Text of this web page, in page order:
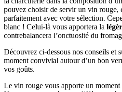
pouvez choisir de servir un vin rouge,
parfaitement avec votre sélection.
blanc ! Celui-là vous apportera la
contrebalancera l’onctuosité du
Découvrez ci-dessous nos conseils et
moment convivial autour d’un bon
vos goûts.
Le vin rouge vous apporte un moment